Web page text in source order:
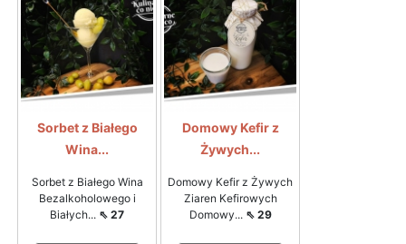
Sorbet z Białego
Wina...
Sorbet z Białego Wina
Bezalkoholowego i
Białych... ⇖ 27
Domowy Kefir z
Żywych...
Domowy Kefir z Żywych
Ziaren Kefirowych
Domowy... ⇖ 29